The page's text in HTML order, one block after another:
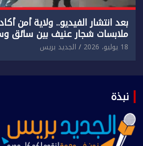
بعد انتشار الفيديو.. ولاية أمن
ملابسات شجار عنيف بين سائق
18 يوليو، 2026 الجديد بريس
نبذة